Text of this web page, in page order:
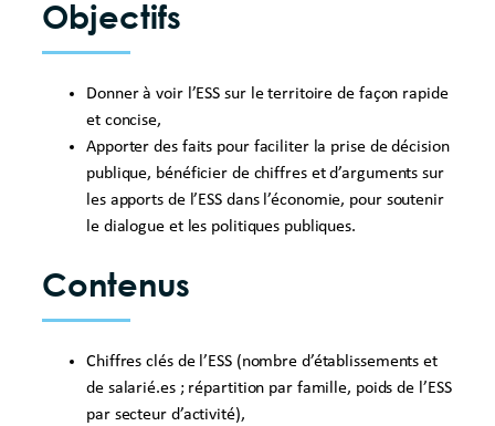
Objectifs
Donner à voir l’ESS sur le territoire de façon rapide
et concise,
Apporter des faits pour faciliter la prise de décision
publique, bénéficier de chiffres et d’arguments sur
les apports de l’ESS dans l’économie, pour soutenir
le dialogue et les politiques publiques.
Contenus
Chiffres clés de l’ESS (nombre d’établissements et
de salarié.es ; répartition par famille, poids de l’ESS
par secteur d’activité),